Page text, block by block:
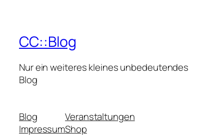
CC::Blog
Nur ein weiteres kleines unbedeutendes
Blog
Blog
Impressum
Veranstaltungen
Shop